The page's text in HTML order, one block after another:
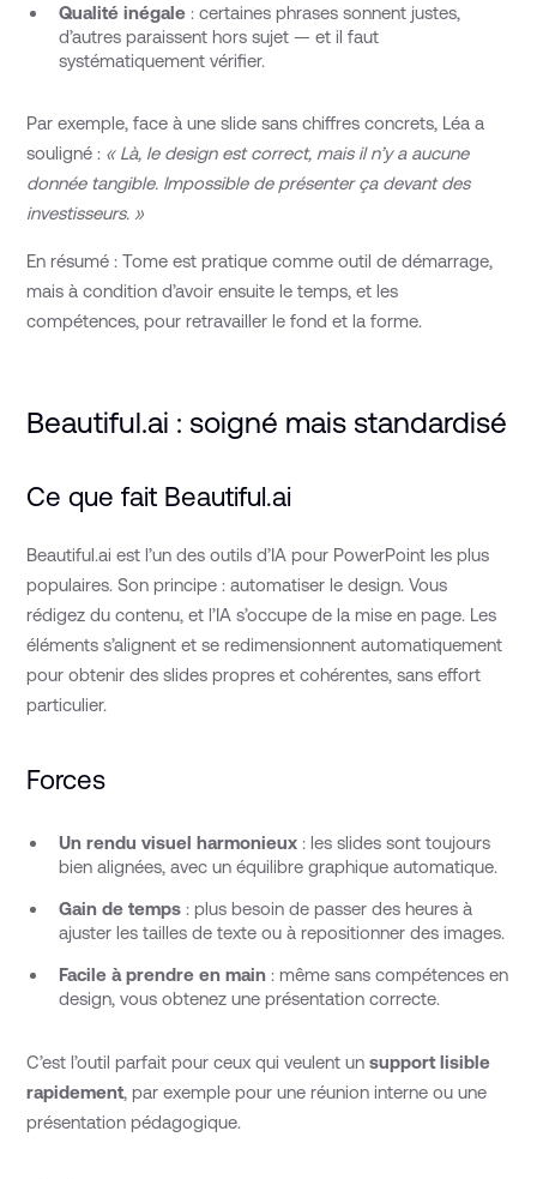
Qualité inégale: certaines phrases sonnent justes,
d’autres paraissent hors sujet — et il faut
systématiquement vérifier.
Par exemple, face à une slide sans chiffres concrets, Léa a
souligné : « Là, le design est correct, mais il n’y a aucune
donnée tangible. Impossible de présenter ça devant des
investisseurs. »
En résumé : Tome est pratique comme outil de démarrage,
mais à condition d’avoir ensuite le temps, et les
compétences, pour retravailler le fond et la forme.
Beautiful.ai : soigné mais standardisé
Ce que fait Beautiful.ai
Beautiful.ai est l’un des outils d’IA pour PowerPoint les plus
populaires. Son principe : automatiser le design. Vous
rédigez du contenu, et l’IA s’occupe de la mise en page. Les
éléments s’alignent et se redimensionnent automatiquement
pour obtenir des slides propres et cohérentes, sans effort
particulier.
Forces
Un rendu visuel harmonieux: les slides sont toujours
bien alignées, avec un équilibre graphique automatique.
Gain de temps: plus besoin de passer des heures à
ajuster les tailles de texte ou à repositionner des images.
Facile à prendre en main: même sans compétences en
design, vous obtenez une présentation correcte.
C’est l’outil parfait pour ceux qui veulent unsupport lisible
rapidement, par exemple pour une réunion interne ou une
présentation pédagogique.